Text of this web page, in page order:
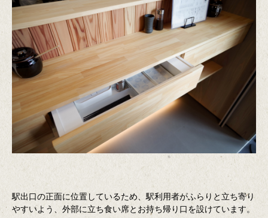
駅出口の正面に位置しているため、駅利用者がふらりと立ち寄り
やすいよう、外部に立ち食い席とお持ち帰り口を設けています。